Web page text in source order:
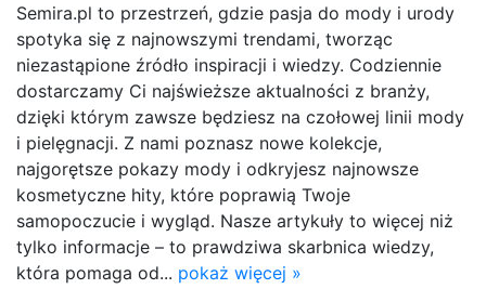
Semira.pl to przestrzeń, gdzie pasja do mody i urody
spotyka się z najnowszymi trendami, tworząc
niezastąpione źródło inspiracji i wiedzy. Codziennie
dostarczamy Ci najświeższe aktualności z branży,
dzięki którym zawsze będziesz na czołowej linii mody
i pielęgnacji. Z nami poznasz nowe kolekcje,
najgorętsze pokazy mody i odkryjesz najnowsze
kosmetyczne hity, które poprawią Twoje
samopoczucie i wygląd. Nasze artykuły to więcej niż
tylko informacje – to prawdziwa skarbnica wiedzy,
która pomaga od... pokaż więcej »